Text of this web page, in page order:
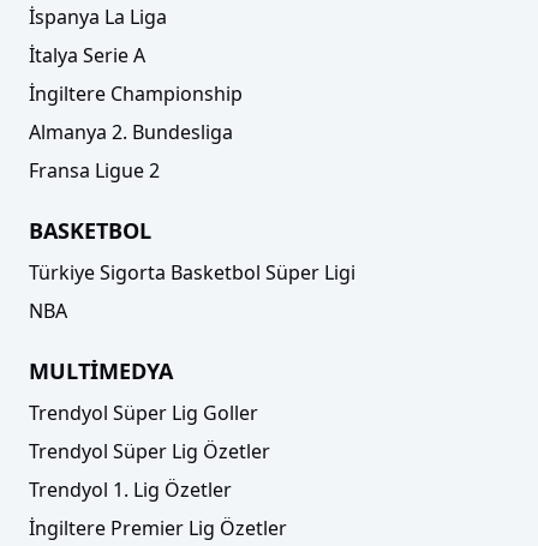
İspanya La Liga
İtalya Serie A
İngiltere Championship
Almanya 2. Bundesliga
Fransa Ligue 2
BASKETBOL
Türkiye Sigorta Basketbol Süper Ligi
NBA
MULTİMEDYA
Trendyol Süper Lig Goller
Trendyol Süper Lig Özetler
Trendyol 1. Lig Özetler
İngiltere Premier Lig Özetler